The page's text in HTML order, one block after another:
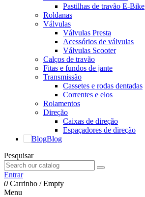
Pastilhas de travão E-Bike
Roldanas
Válvulas
Válvulas Presta
Acessórios de válvulas
Válvulas Scooter
Calços de travão
Fitas e fundos de jante
Transmissão
Cassetes e rodas dentadas
Correntes e elos
Rolamentos
Direção
Caixas de direção
Espaçadores de direção
Blog
Pesquisar
Entrar
0 Carrinho /Empty
Menu